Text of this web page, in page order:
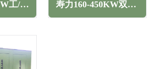
寿力160-450KW工/变频干式低压无油螺杆空压机DS系列 寿力160-450KW双级压缩工/变频干式无油螺杆空压机DS系列